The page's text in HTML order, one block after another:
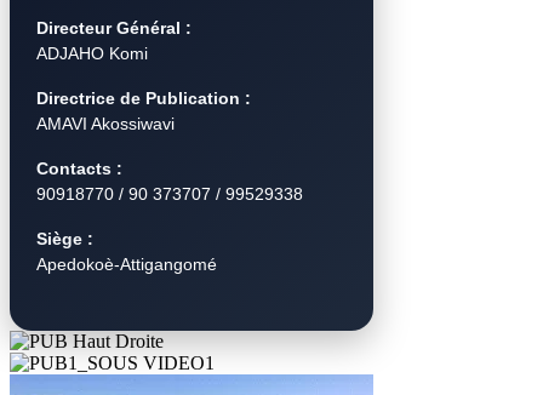
Directeur Général :
ADJAHO Komi
Directrice de Publication :
AMAVI Akossiwavi
Contacts :
90918770 / 90 373707 / 99529338
Siège :
Apedokoè-Attigangomé